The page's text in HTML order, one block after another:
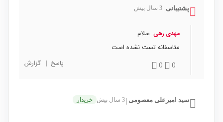
پشتیبانی 3 سال پیش
مهدی رهی سلام
متاسفانه تست نشده است
0
0 پاسخ | گزارش
سید امیرعلی معصومی 3 سال پیش خریدار